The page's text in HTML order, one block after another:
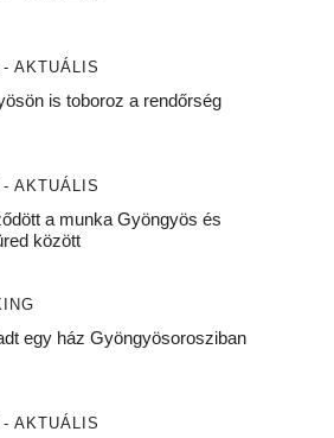
AKTUÁLIS
is toboroz a rendőrség
AKTUÁLIS
a munka Gyöngyös és
között
egy ház Gyöngyösorosziban
AKTUÁLIS